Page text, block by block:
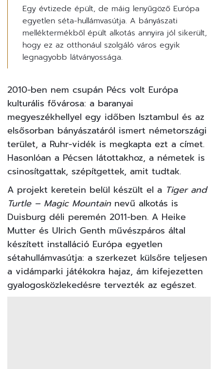
Egy évtizede épült, de máig lenyűgöző Európa
egyetlen séta-hullámvasútja. A bányászati
melléktermékből épült alkotás annyira jól sikerült,
hogy ez az otthonául szolgáló város egyik
legnagyobb látványossága.
2010-ben nem csupán Pécs volt Európa
kulturális fővárosa: a baranyai
megyeszékhellyel egy időben Isztambul és az
elsősorban bányászatáról ismert németországi
terület, a Ruhr-vidék is megkapta ezt a címet.
Hasonlóan a Pécsen látottakhoz, a németek is
csinosítgattak, szépítgettek, amit tudtak.
A projekt keretein belül készült el a Tiger and
Turtle – Magic Mountainnevű alkotás is
Duisburg déli peremén 2011-ben. A Heike
Mutter és Ulrich Genth művészpáros által
készített installáció Európa egyetlen
sétahullámvasútja: a szerkezet külsőre teljesen
a vidámparki játékokra hajaz, ám kifejezetten
gyalogosközlekedésre tervezték az egészet.